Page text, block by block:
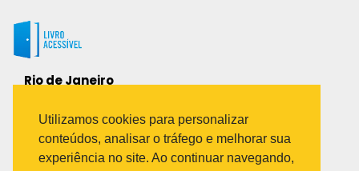
Rio de Janeiro
Bairro Industrial do Jacaré
Rio de Janeiro – RJ – CEP: 20970-031
Telefone:
Utilizamos cookies para personalizar
conteúdos, analisar o tráfego e melhorar sua
experiência no site. Ao continuar navegando,